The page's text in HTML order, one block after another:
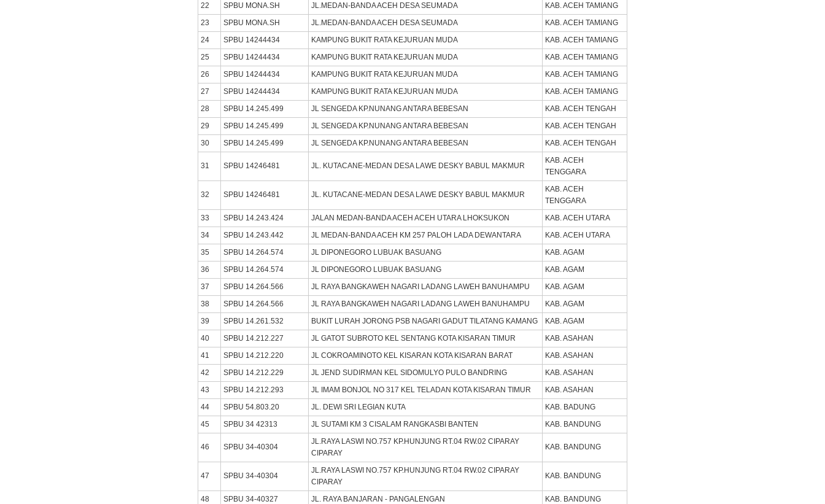
22
SPBU MONA.SH JL.MEDAN-BANDA ACEH DESA SEUMADA
KAB. ACEH TAMIANG
23
SPBU MONA.SH JL.MEDAN-BANDA ACEH DESA SEUMADA
KAB. ACEH TAMIANG
24
SPBU 14244434 KAMPUNG BUKIT RATA KEJURUAN MUDA
KAB. ACEH TAMIANG
25
SPBU 14244434 KAMPUNG BUKIT RATA KEJURUAN MUDA
KAB. ACEH TAMIANG
26
SPBU 14244434 KAMPUNG BUKIT RATA KEJURUAN MUDA
KAB. ACEH TAMIANG
27
SPBU 14244434 KAMPUNG BUKIT RATA KEJURUAN MUDA
KAB. ACEH TAMIANG
28
SPBU 14.245.499 JL SENGEDA KP.NUNANG ANTARA BEBESAN
KAB. ACEH TENGAH
29
SPBU 14.245.499 JL SENGEDA KP.NUNANG ANTARA BEBESAN
KAB. ACEH TENGAH
30
SPBU 14.245.499 JL SENGEDA KP.NUNANG ANTARA BEBESAN KAB. ACEH TENGAH
31 SPBU 14246481 JL. KUTACANE-MEDAN DESA LAWE DESKY BABUL MAKMUR
KAB. ACEH
TENGGARA
32 SPBU 14246481 JL. KUTACANE-MEDAN DESA LAWE DESKY BABUL MAKMUR
KAB. ACEH
TENGGARA
33
SPBU 14.243.424 JALAN MEDAN-BANDA ACEH ACEH UTARA LHOKSUKON
KAB. ACEH UTARA
34
SPBU 14.243.442 JL MEDAN-BANDA ACEH KM 257 PALOH LADA DEWANTARA
KAB. ACEH UTARA
35
SPBU 14.264.574 JL DIPONEGORO LUBUAK BASUANG
KAB. AGAM
36
SPBU 14.264.574 JL DIPONEGORO LUBUAK BASUANG
KAB. AGAM
37
SPBU 14.264.566 JL RAYA BANGKAWEH NAGARI LADANG LAWEH BANUHAMPU
KAB. AGAM
38
SPBU 14.264.566 JL RAYA BANGKAWEH NAGARI LADANG LAWEH BANUHAMPU
KAB. AGAM
39
SPBU 14.261.532 BUKIT LURAH JORONG PSB NAGARI GADUT TILATANG KAMANG
KAB. AGAM
40
SPBU 14.212.227 JL GATOT SUBROTO KEL SENTANG KOTA KISARAN TIMUR
KAB. ASAHAN
41
SPBU 14.212.220 JL COKROAMINOTO KEL KISARAN KOTA KISARAN BARAT
KAB. ASAHAN
42
SPBU 14.212.229 JL JEND SUDIRMAN KEL SIDOMULYO PULO BANDRING
KAB. ASAHAN
43
SPBU 14.212.293 JL IMAM BONJOL NO 317 KEL TELADAN KOTA KISARAN TIMUR
KAB. ASAHAN
44
SPBU 54.803.20 JL. DEWI SRI LEGIAN KUTA
KAB. BADUNG
45
SPBU 34 42313 JL SUTAMI KM 3 CISALAM RANGKASBI BANTEN KAB. BANDUNG
46 SPBU 34-40304
JL.RAYA LASWI NO.757 KP.HUNJUNG RT.04 RW.02 CIPARAY
CIPARAY
KAB. BANDUNG
47 SPBU 34-40304
JL.RAYA LASWI NO.757 KP.HUNJUNG RT.04 RW.02 CIPARAY
CIPARAY
KAB. BANDUNG
48 SPBU 34-40327 JL. RAYA BANJARAN - PANGALENGAN
KAB. BANDUNG